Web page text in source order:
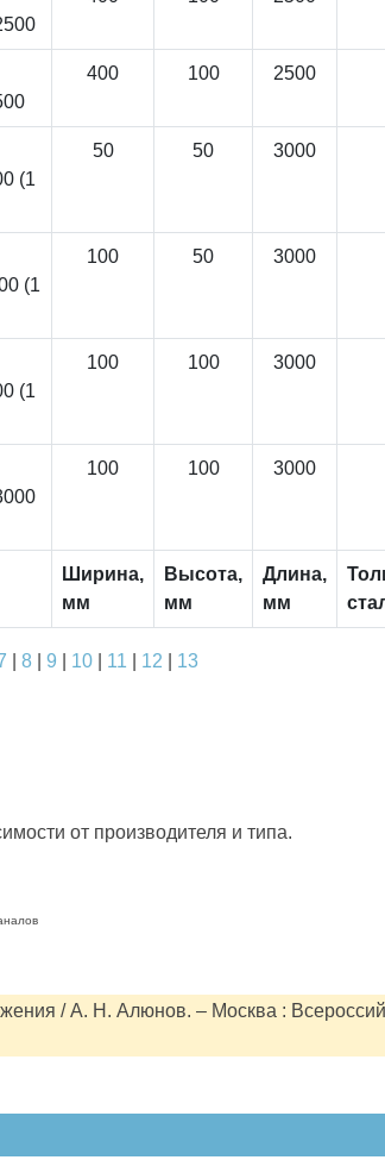
400 100 2500
(1
50 50 3000
(1
100 50 3000
(1
100 100 3000
100 100 3000
Ширина,
мм
Высота,
мм
Длина,
мм
8| 9 10| 11 12 13
от производителя и типа.
/ А. Н. Алюнов. – Москва :